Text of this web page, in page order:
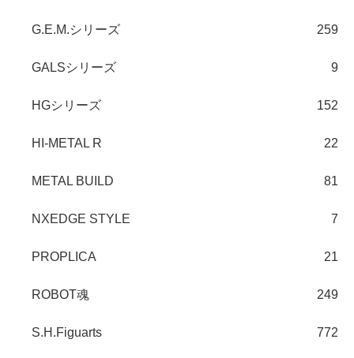
G.E.M.シリーズ 259
GALSシリーズ 9
HGシリーズ 152
HI-METAL R 22
METAL BUILD 81
NXEDGE STYLE 7
PROPLICA 21
ROBOT魂 249
S.H.Figuarts 772